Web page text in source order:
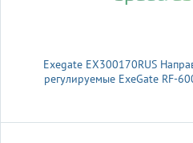
Exegate EX300170RUS
регулируемые ExeGate RF-
(продольные , высота 43 мм,